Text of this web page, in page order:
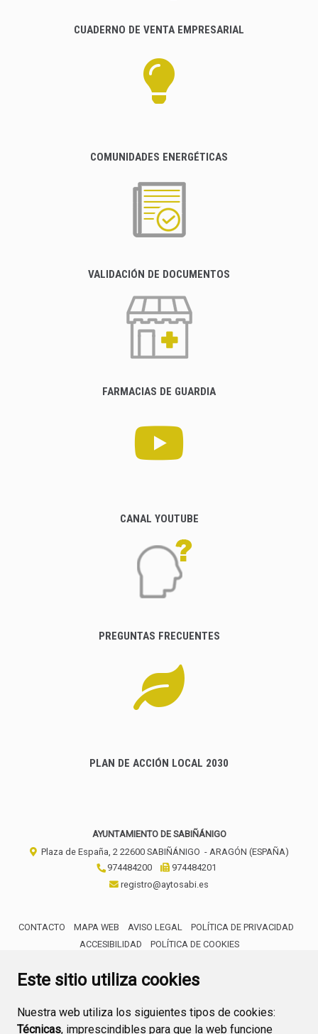
Este sitio utiliza cookies
Nuestra web utiliza los siguientes tipos de cookies:
Técnicas, imprescindibles para que la web funcione
CUADERNO DE VENTA EMPRESARIAL
COMUNIDADES ENERGÉTICAS
VALIDACIÓN DE DOCUMENTOS
FARMACIAS DE GUARDIA
CANAL YOUTUBE
PREGUNTAS FRECUENTES
PLAN DE ACCIÓN LOCAL 2030
AYUNTAMIENTO DE SABIÑÁNIGO
Plaza de España, 2 22600 SABIÑÁNIGO - ARAGÓN (ESPAÑA)
974484200
974484201
registro@aytosabi.es
CONTACTO MAPA WEB AVISO LEGAL
POLÍTICA DE PRIVACIDAD
ACCESIBILIDAD
POLÍTICA DE COOKIES